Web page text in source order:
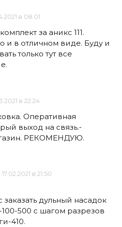
в 08:01
за аникс 111.
и в отличном виде. Буду и
только тут все
в 22:24
Оперативная
выход на связь.-
РЕКОМЕНДУЮ.
17.02.2021 в 21:50
дульный насадок
500 с шагом разрезов
410.